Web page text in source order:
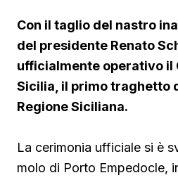
Con il taglio del nastro
del presidente Renato
ufficialmente operativo il
Sicilia, il primo traghetto
Regione Siciliana.
La cerimonia ufficiale si è
molo di Porto Empedocle,